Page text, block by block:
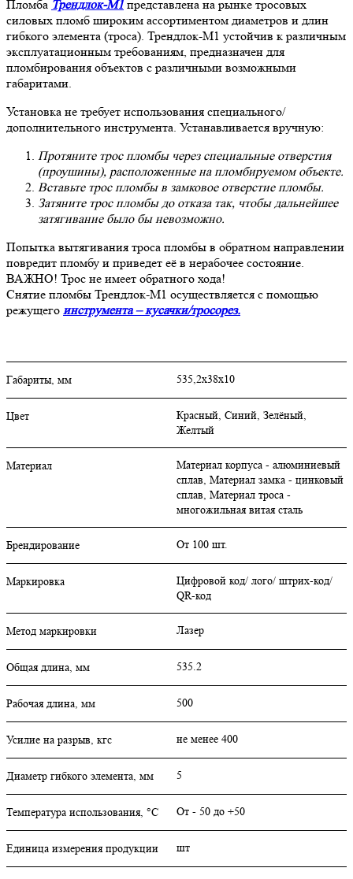
Пломба Трендлок-М1 представлена на рынке тросовых
силовых пломб широким ассортиментом диаметров и длин
гибкого элемента (троса). Трендлок-М1 устойчив к различным
эксплуатационным требованиям, предназначен для
пломбирования объектов с различными возможными
габаритами.
Установка не требует использования специального/
дополнительного инструмента. Устанавливается вручную:
Протяните трос пломбы через специальные отверстия
(проушины), расположенные на пломбируемом объекте.
Вставьте трос пломбы в замковое отверстие пломбы.
Затяните трос пломбы до отказа так, чтобы дальнейшее
затягивание было бы невозможно.
Попытка вытягивания троса пломбы в обратном направлении
повредит пломбу и приведет её в нерабочее состояние.
ВАЖНО! Трос не имеет обратного хода!
Снятие пломбы Трендлок-М1 осуществляется с помощью
режущего инструмента – кусачки/тросорез.
Габариты, мм 535,2х38х10
Цвет
Красный, Синий, Зелёный,
Желтый
Материал
Материал корпуса - алюминиевый
сплав, Материал замка - цинковый
сплав, Материал троса -
многожильная витая сталь
Брендирование От 100 шт.
Маркировка
Цифровой код/ лого/ штрих-код/
QR-код
Метод маркировки Лазер
Общая длина, мм 535.2
Рабочая длина, мм 500
Усилие на разрыв, кгс не менее 400
Диаметр гибкого элемента, мм 5
Температура использования, °C От - 50 до +50
Единица измерения продукции шт